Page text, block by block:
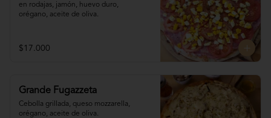
en rodajas, jamón, huevo duro,
orégano, aceite de oliva.
$17.000
Grande Fugazzeta
Cebolla grillada, queso mozzarella,
orégano, aceite de oliva.